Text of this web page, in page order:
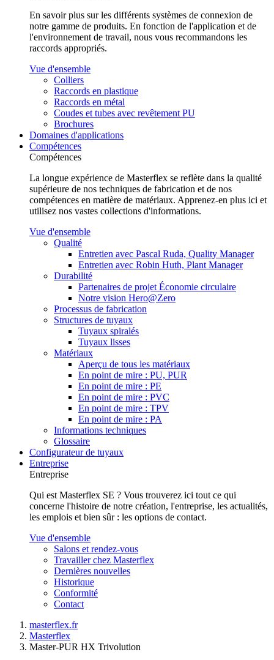
En savoir plus sur les différents systèmes de connexion de
notre gamme de produits. En fonction de l'application et de
l'environnement de travail, nous vous recommandons les
raccords appropriés.
Vue d'ensemble
Colliers
Raccords en plastique
Raccords en métal
Coudes et tubes avec revêtement PU
Brochures
Domaines d'applications
Compétences
Compétences
La longue expérience de Masterflex se reflète dans la qualité
supérieure de nos techniques de fabrication et de nos
compétences en matière de matériaux. Apprenez-en plus ici et
utilisez nos vastes collections d'informations.
Vue d'ensemble
Qualité
Entretien avec Pascal Ruda, Quality Manager
Entretien avec Robin Huth, Plant Manager
Durabilité
Partenaires de projet Économie circulaire
Notre vision Hero@Zero
Processus de fabrication
Structures de tuyaux
Tuyaux spiralés
Tuyaux lisses
Matériaux
Aperçu de tous les matériaux
En point de mire : PU, PUR
En point de mire : PE
En point de mire : PVC
En point de mire : TPV
En point de mire : PA
Informations techniques
Glossaire
Configurateur de tuyaux
Entreprise
Entreprise
Qui est Masterflex SE ? Vous trouverez ici tout ce qui
concerne l'histoire de notre création, l'entreprise, les actualités,
les emplois et bien sûr : les options de contact.
Vue d'ensemble
Salons et rendez-vous
Travailler chez Masterflex
Dernières nouvelles
Historique
Conformité
Contact
masterflex.fr
Masterflex
Master-PUR HX Trivolution